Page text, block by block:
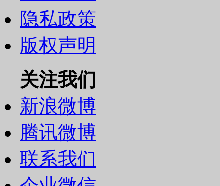
隐私政策
版权声明
关注我们
新浪微博
腾讯微博
联系我们